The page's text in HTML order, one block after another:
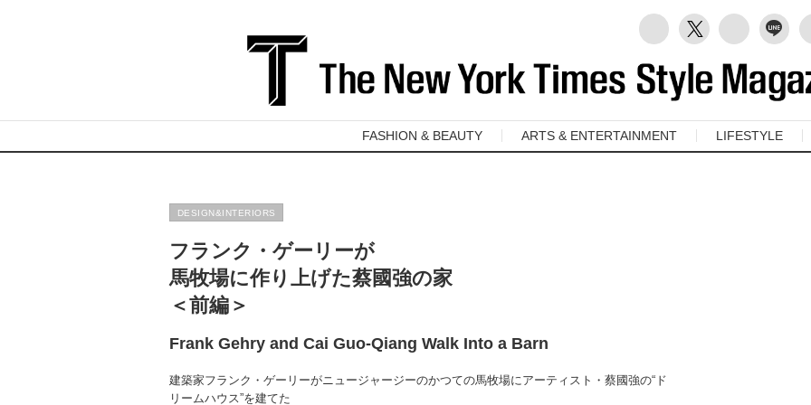
FASHION & BEAUTY ARTS & ENTERTAINMENT LIFESTYLE
DESIGN&INTERIORS
フランク・ゲーリーが
馬牧場に作り上げた蔡國強の家
＜前編＞
Frank Gehry and Cai Guo-Qiang Walk Into a Barn
建築家フランク・ゲーリーがニュージャージーのかつての馬牧場にアーティスト・蔡國強の“ド
リームハウス”を建てた